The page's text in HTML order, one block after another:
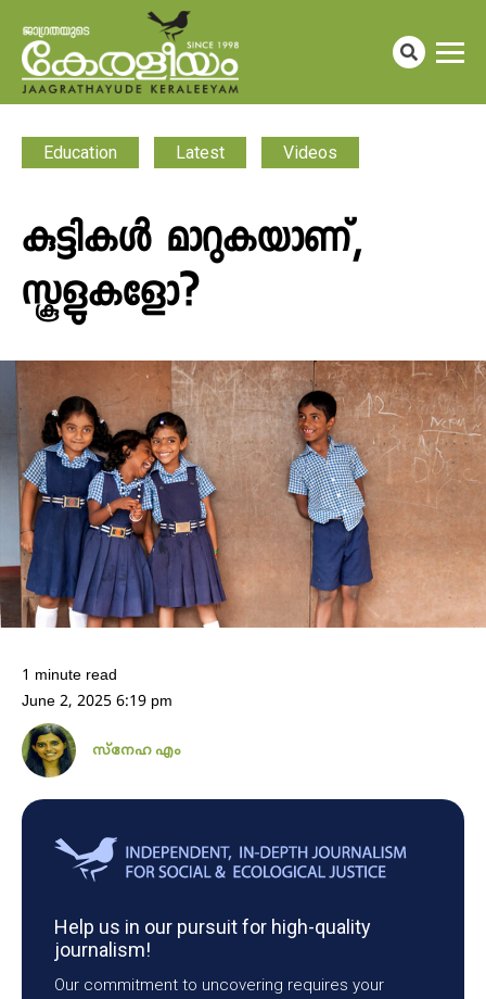
Education Latest Videos
കുട്ടികൾ മാറുകയാണ്,
സ്കൂളുകളോ?
1 minute read
June 2, 2025 6:19 pm
സ്നേഹ എം
Help us in our pursuit for high-quality
journalism!
Our commitment to uncovering requires your